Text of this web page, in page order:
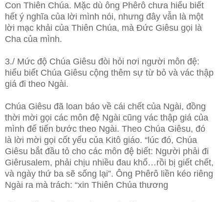
Con Thiên Chúa. Mặc dù ông Phêrô chưa hiểu biết
hết ý nghĩa của lời mình nói, nhưng đây vẫn là một
lời mạc khải của Thiên Chúa, mà Đức Giêsu gọi là
Cha của mình.
3./ Mức độ Chúa Giêsu đòi hỏi nơi người môn đệ:
hiểu biết Chúa Giêsu cộng thêm sự từ bỏ và vác thập
giá đi theo Ngài.
Chúa Giêsu đã loan báo về cái chết của Ngài, đồng
thời mời gọi các môn đệ Ngài cũng vác thập giá của
mình để tiến bước theo Ngài. Theo Chúa Giêsu, đó
là lời mời gọi cốt yếu của Kitô giáo. “lúc đó, Chúa
Giêsu bắt đầu tỏ cho các môn đệ biết: Người phải đi
Giêrusalem, phải chịu nhiều đau khổ…rồi bị giết chết,
và ngày thứ ba sẽ sống lại”. Ông Phêrô liền kéo riêng
Ngài ra mà trách: “xin Thiên Chúa thương